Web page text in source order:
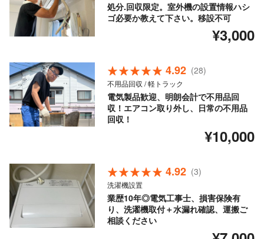
処分.回収限定。室外機の設置情報ハシ
ゴ必要か教えて下さい。移設不可
¥3,000
4.92 (28)
不用品回収 / 軽トラック
電気製品歓迎、明朗会計で不用品回
収！エアコン取り外し、日常の不用品
回収！
¥10,000
4.92 (3)
洗濯機設置
業歴10年◎電気工事士、損害保険有
り、洗濯機取付＋水漏れ確認、運搬ご
相談ください